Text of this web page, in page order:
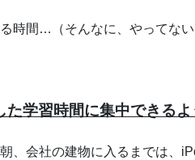
時間…（そんなに、やってない
た学習時間に集中できる
、会社の建物に入るまでは、